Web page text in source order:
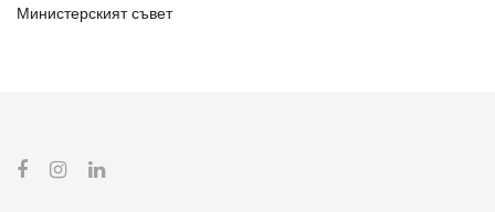
Министерският съвет